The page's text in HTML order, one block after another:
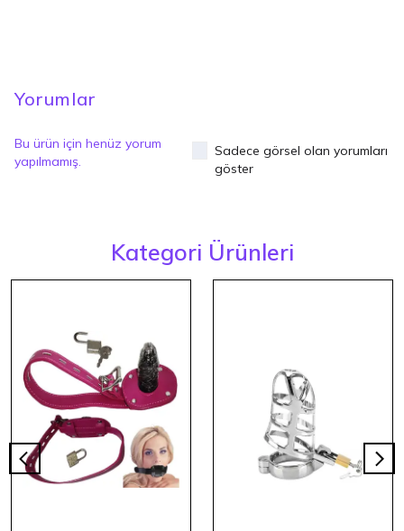
Yorumlar
Bu ürün için henüz yorum
yapılmamış.
Sadece görsel olan yorumları
göster
Kategori Ürünleri